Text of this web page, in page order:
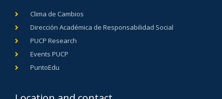
Clima de Cambios
Dirección Académica de Responsabilidad Social
PUCP Research
Events PUCP
PuntoEdu